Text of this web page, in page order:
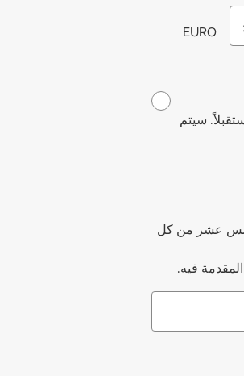
EURO
سيتم
عشر من كل
فيه.